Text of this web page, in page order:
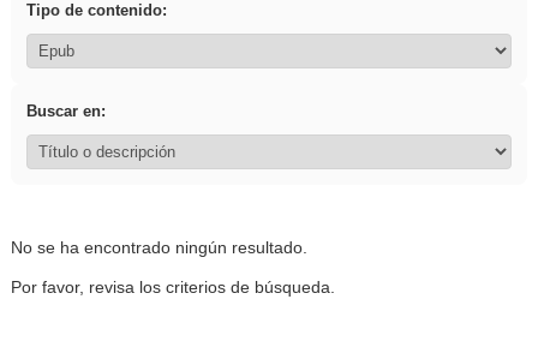
Tipo de contenido:
Buscar en:
No se ha encontrado ningún resultado.
Por favor, revisa los criterios de búsqueda.